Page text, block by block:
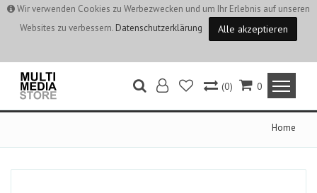
Wir verwenden Cookies zu Werbezwecken und um Ihr Erlebnis auf unseren
Websites zu verbessern. Datenschutzerklärung Alle akzeptieren
0
(0)
Home